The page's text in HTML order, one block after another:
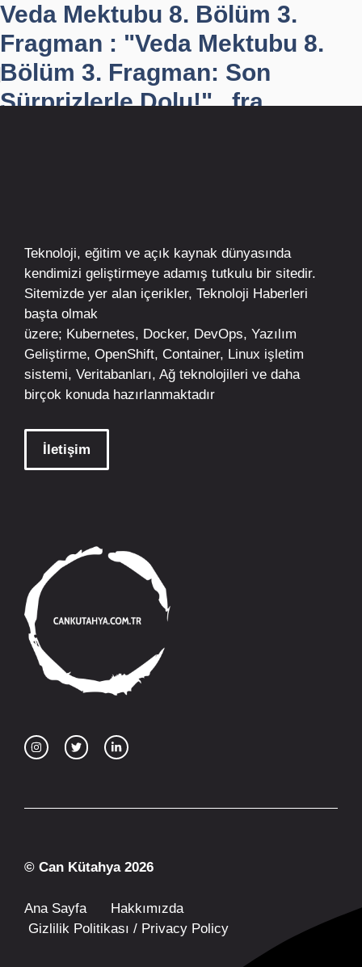
Veda Mektubu 8. Bölüm 3.
Fragman : "Veda Mektubu 8.
Bölüm 3. Fragman: Son
Sürprizlerle Dolu!" , fra...
Teknoloji, eğitim ve açık kaynak dünyasında
kendimizi geliştirmeye adamış tutkulu bir sitedir.
Sitemizde yer alan içerikler, Teknoloji Haberleri
başta olmak
üzere; Kubernetes, Docker, DevOps, Yazılım
Geliştirme, OpenShift, Container, Linux işletim
sistemi, Veritabanları, Ağ teknolojileri ve daha
birçok konuda hazırlanmaktadır
İletişim
© Can Kütahya 2026
Ana Sayfa
Hakkımızda
Gizlilik Politikası / Privacy Policy